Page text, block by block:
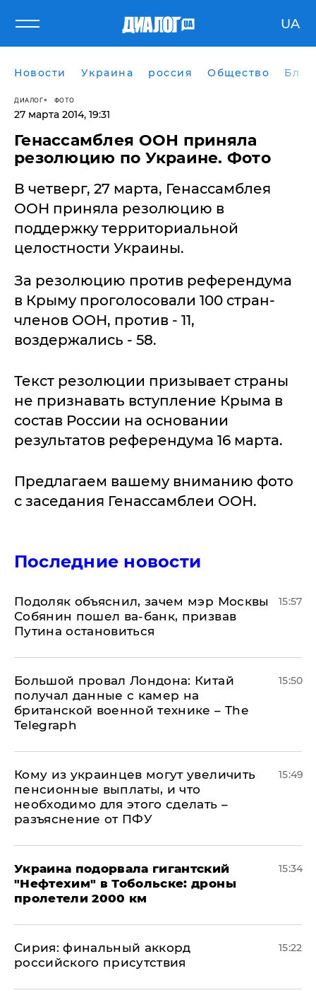
UA
Новости Украина россия Общество
ДИАЛОГ ФОТО
27 марта 2014, 19:31
Генассамблея ООН приняла
резолюцию по Украине. Фото
В четверг, 27 марта, Генассамблея
ООН приняла резолюцию в
поддержку территориальной
целостности Украины.
За резолюцию против референдума
в Крыму проголосовали 100 стран-
членов ООН, против - 11,
воздержались - 58.
Текст резолюции призывает страны
не признавать вступление Крыма в
состав России на основании
результатов референдума 16 марта.
Предлагаем вашему вниманию фото
с заседания Генассамблеи ООН.
Последние новости
Подоляк объяснил, зачем мэр Москвы
Собянин пошел ва-банк, призвав
Путина остановиться
15:57
Большой провал Лондона: Китай
получал данные с камер на
британской военной технике – The
Telegraph
15:50
Кому из украинцев могут увеличить
пенсионные выплаты, и что
необходимо для этого сделать –
разъяснение от ПФУ
15:49
Украина подорвала гигантский
"Нефтехим" в Тобольске: дроны
пролетели 2000 км
15:34
​Сирия: финальный аккорд
российского присутствия
15:22